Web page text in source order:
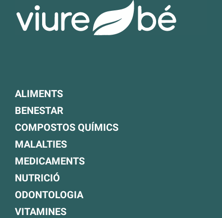
ALIMENTS
BENESTAR
COMPOSTOS QUÍMICS
MALALTIES
MEDICAMENTS
NUTRICIÓ
ODONTOLOGIA
VITAMINES